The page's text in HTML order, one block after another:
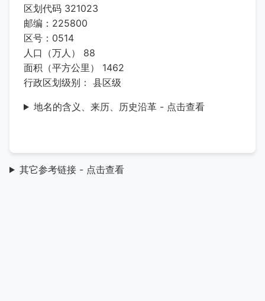
区划代码 321023
邮编：225800
区号：0514
人口（万人） 88
面积（平方公里） 1462
行政区划级别： 县区级
地名的含义、来历、历史沿革 - 点击查看
其它参考链接 - 点击查看